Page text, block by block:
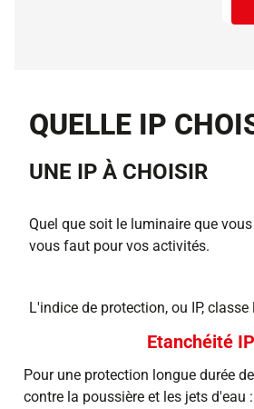
QUELLE IP
UNE IP À CHOISIR
Quel que soit le luminaire que
vous faut pour vos activités.
L'indice de protection, ou IP,
Etanchéité
Pour une protection longue durée
contre la poussière et les jets d'eau